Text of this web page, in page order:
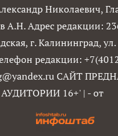
Николаевич,
А.Н. Адрес редакции:
г. Калининград,
редакции:
САЙТ
АУДИТОРИИ 16+' | - от